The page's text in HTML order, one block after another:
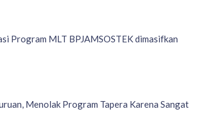
Program MLT BPJAMSOSTEK dimasifkan
Menolak Program Tapera Karena Sangat